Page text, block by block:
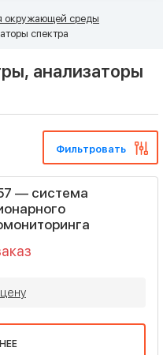
окружающей среды
спектра
анализаторы
Фильтровать
— система